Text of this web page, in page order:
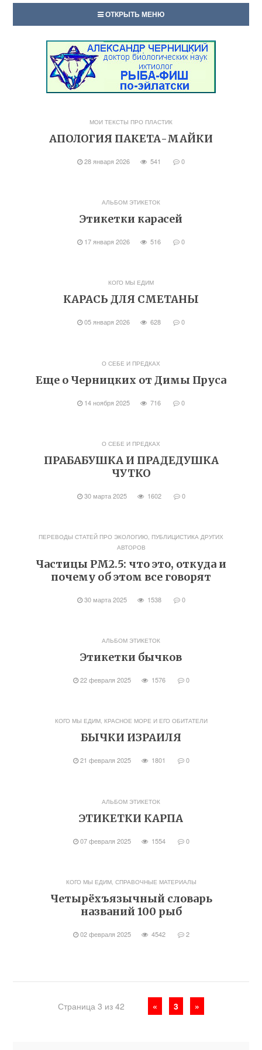
ОТКРЫТЬ МЕНЮ
МОИ ТЕКСТЫ ПРО ПЛАСТИК
АПОЛОГИЯ ПАКЕТА-МАЙКИ
28 января 2026 541 0
АЛЬБОМ ЭТИКЕТОК
Этикетки карасей
17 января 2026 516 0
КОГО МЫ ЕДИМ
КАРАСЬ ДЛЯ СМЕТАНЫ
05 января 2026 628 0
О СЕБЕ И ПРЕДКАХ
Еще о Черницких от Димы Пруса
14 ноября 2025 716 0
О СЕБЕ И ПРЕДКАХ
ПРАБАБУШКА И ПРАДЕДУШКА
ЧУТКО
30 марта 2025 1602 0
ПЕРЕВОДЫ СТАТЕЙ ПРО ЭКОЛОГИЮ, ПУБЛИЦИСТИКА ДРУГИХ
АВТОРОВ
Частицы РМ2.5: что это, откуда и
почему об этом все говорят
30 марта 2025 1538 0
АЛЬБОМ ЭТИКЕТОК
Этикетки бычков
22 февраля 2025 1576 0
КОГО МЫ ЕДИМ, КРАСНОЕ МОРЕ И ЕГО ОБИТАТЕЛИ
БЫЧКИ ИЗРАИЛЯ
21 февраля 2025 1801 0
АЛЬБОМ ЭТИКЕТОК
ЭТИКЕТКИ КАРПА
07 февраля 2025 1554 0
КОГО МЫ ЕДИМ, СПРАВОЧНЫЕ МАТЕРИАЛЫ
Четырёхъязычный словарь
названий 100 рыб
02 февраля 2025 4542 2
Страница 3 из 42 « 3 »